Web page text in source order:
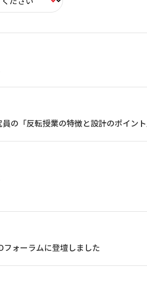
の「反転授業の特徴と設計のポイン
ォーラムに登壇しました